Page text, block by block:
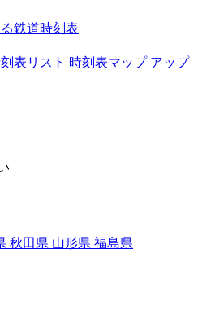
鉄道時刻表
表リスト 時刻表マップ アップ
秋田県 山形県 福島県